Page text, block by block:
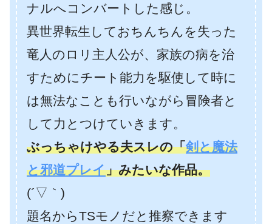
ナルへコンバートした感じ。
異世界転生しておちんちんを失った
竜人のロリ主人公が、家族の病を治
すためにチート能力を駆使して時に
は無法なことも行いながら冒険者と
して力とつけていきます。
ぶっちゃけやる夫スレの「剣と魔法
と邪道プレイ」みたいな作品。
(´▽｀)
題名からTSモノだと推察できます